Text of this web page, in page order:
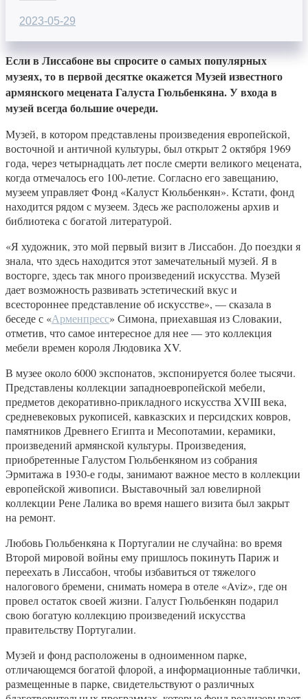
2023-05-29
Если в Лиссабоне вы спросите о самых популярных
музеях, то в первой десятке окажется Музей известного
армянского мецената Галуста Гюльбенкяна. У входа в
музей всегда большие очереди.
Музей, в котором представлены произведения европейской,
восточной и античной культуры, был открыт 2 октября 1969
года, через четырнадцать лет после смерти великого мецената,
когда отмечалось его 100-летие. Согласно его завещанию,
музеем управляет Фонд «Калуст Кюльбенкян». Кстати, фонд
находится рядом с музеем. Здесь же расположены архив и
библиотека с богатой литературой.
«Я художник, это мой первый визит в Лиссабон. До поездки я
знала, что здесь находится этот замечательный музей. Я в
восторге, здесь так много произведений искусства. Музей
дает возможность развивать эстетический вкус и
всестороннее представление об искусстве», — сказала в
беседе с «Арменпресс» Симона, приехавшая из Словакии,
отметив, что самое интересное для нее — это коллекция
мебели времен короля Людовика XV.
В музее около 6000 экспонатов, экспонируется более тысячи.
Представлены коллекции западноевропейской мебели,
предметов декоративно-прикладного искусства XVIII века,
средневековых рукописей, кавказских и персидских ковров,
памятников Древнего Египта и Месопотамии, керамики,
произведений армянской культуры. Произведения,
приобретенные Галустом Гюльбенкяном из собрания
Эрмитажа в 1930-е годы, занимают важное место в коллекции
европейской живописи. Выставочный зал ювелирной
коллекции Рене Лалика во время нашего визита был закрыт
на ремонт.
Любовь Гюльбенкяна к Португалии не случайна: во время
Второй мировой войны ему пришлось покинуть Париж и
переехать в Лиссабон, чтобы избавиться от тяжелого
налогового бремени, снимать номера в отеле «Aviz», где он
провел остаток своей жизни. Галуст Гюльбенкян подарил
свою богатую коллекцию произведений искусства
правительству Португалии.
Музей и фонд расположены в одноименном парке,
отличающемся богатой флорой, а информационные таблички,
размещенные в парке, свидетельствуют о различных